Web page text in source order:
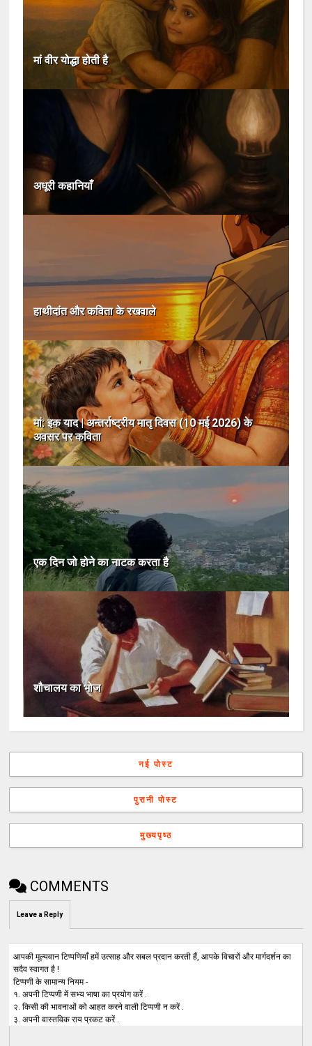
मां वीर योद्धा होती है
अधूरी कहानियाँ
हाथीदांत और कविता के रखवाले
मां: इक याद | अन्तर्राष्ट्रीय मातृ दिवस (10 मई 2026) के
अवसर पर कविता
एक दिन जो होने का नाटक करता है
शौचालय का भोज
नई पोस्ट
पुरानी पोस्ट
मुख्यपृष्ठ
COMMENTS
Leave a Reply
आपकी मूल्यवान टिप्पणियाँ हमें उत्साह और सबल प्रदान करती हैं, आपके विचारों और मार्गदर्शन का
सदैव स्वागत है !
टिप्पणी के सामान्य नियम -
१. अपनी टिप्पणी में सभ्य भाषा का प्रयोग करें .
२. किसी की भावनाओं को आहत करने वाली टिप्पणी न करें .
३. अपनी वास्तविक राय प्रकट करें .